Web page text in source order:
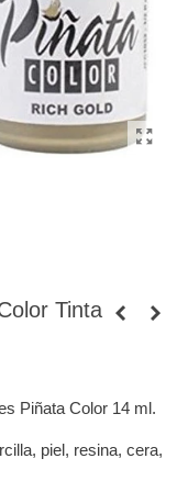
Tinta
Piñata Color 14 ml.
piel, resina, cera,